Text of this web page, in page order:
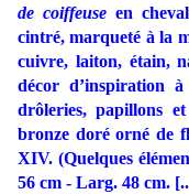
de coiffeuse en
cintré, marqueté à la
cuivre, laiton, étain,
décor d’inspiration
drôleries, papillons
bronze doré orné de
XIV. (Quelques
56 cm - Larg. 48 cm.